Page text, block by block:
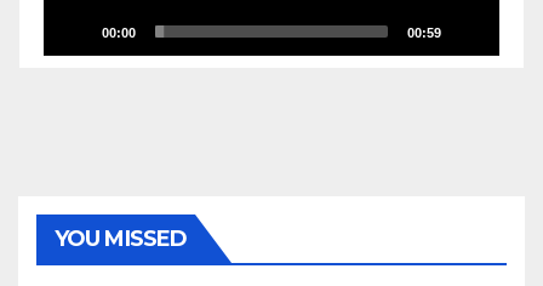
00:00 00:59
YOU MISSED